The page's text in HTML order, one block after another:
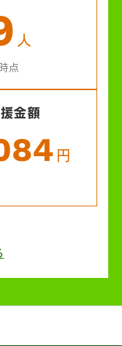
人
点
金額
円